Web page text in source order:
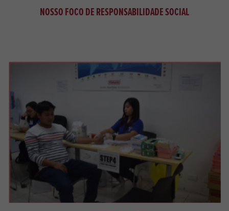
NOSSO FOCO DE RESPONSABILIDADE SOCIAL